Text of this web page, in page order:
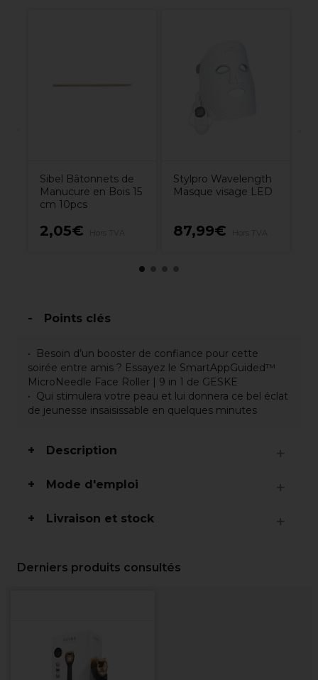
Sibel Bâtonnets de
Manucure en Bois 15
cm 10pcs
2,05€
Stylpro Wavelength
Masque visage LED
87,99€
Points clés
Besoin d’un booster de confiance pour cette
soirée entre amis ? Essayez le SmartAppGuided™
MicroNeedle Face Roller | 9 in 1 de GESKE
Qui stimulera votre peau et lui donnera ce bel éclat
de jeunesse insaisissable en quelques minutes
Description
Mode d'emploi
Livraison et stock
Derniers produits consultés